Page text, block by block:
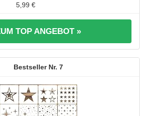
5,99 €
TOP ANGEBOT »
7